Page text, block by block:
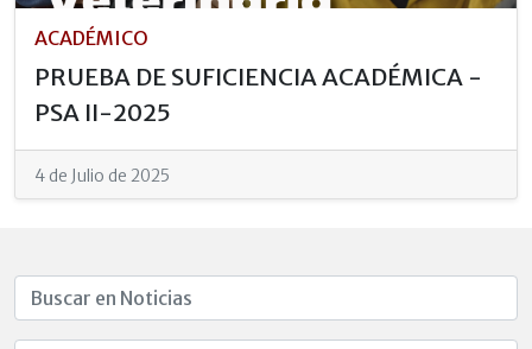
ACADÉMICO
PRUEBA DE SUFICIENCIA ACADÉMICA -
PSA II-2025
4 de Julio de 2025